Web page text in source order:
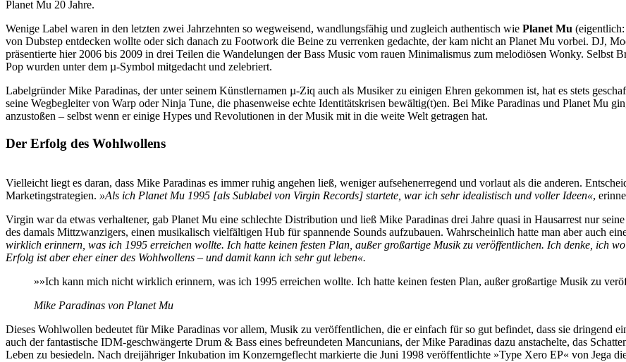
Planet Mu 20 Jahre.
Wenige Label waren in den letzten zwei Jahrzehnten so wegweisend, wandlungsfähig und zugleich authentisch wie Planet Mu (eigentlich:
von Dubstep entdecken wollte oder sich danach zu Footwork die Beine zu verrenken gedachte, der kam nicht an Planet Mu vorbei. DJ,
präsentierte hier 2006 bis 2009 in drei Teilen die Wandelungen der Bass Music vom rauen Minimalismus zum melodiösen Wonky. Selbst
Pop wurden unter dem µ-Symbol mitgedacht und zelebriert.
Labelgründer Mike Paradinas, der unter seinem Künstlernamen µ-Ziq auch als Musiker zu einigen Ehren gekommen ist, hat es stets
seine Wegbegleiter von Warp oder Ninja Tune, die phasenweise echte Identitätskrisen bewältig(t)en. Bei Mike Paradinas und Planet Mu
anzustoßen – selbst wenn er einige Hypes und Revolutionen in der Musik mit in die weite Welt getragen hat.
Der Erfolg des Wohlwollens
Vielleicht liegt es daran, dass Mike Paradinas es immer ruhig angehen ließ, weniger aufsehenerregend und vorlaut als die anderen.
Marketingstrategien. »Als ich Planet Mu 1995 [als Sublabel von Virgin Records] startete, war ich sehr idealistisch und voller Ideen«,
Virgin war da etwas verhaltener, gab Planet Mu eine schlechte Distribution und ließ Mike Paradinas drei Jahre quasi in Hausarrest nur
des damals Mittzwanzigers, einen musikalisch vielfältigen Hub für spannende Sounds aufzubauen. Wahrscheinlich hatte man aber auch
wirklich erinnern, was ich 1995 erreichen wollte. Ich hatte keinen festen Plan, außer großartige Musik zu veröffentlichen. Ich denke, ich
Erfolg ist aber eher einer des Wohlwollens – und damit kann ich sehr gut leben«.
»»Ich kann mich nicht wirklich erinnern, was ich 1995 erreichen wollte. Ich hatte keinen festen Plan, außer großartige Musik zu
Mike Paradinas von Planet Mu
Dieses Wohlwollen bedeutet für Mike Paradinas vor allem, Musik zu veröffentlichen, die er einfach für so gut befindet, dass sie dringend
auch der fantastische IDM-geschwängerte Drum & Bass eines befreundeten Mancunians, der Mike Paradinas dazu anstachelte, das
Leben zu besiedeln. Nach dreijähriger Inkubation im Konzerngeflecht markierte die Juni 1998 veröffentlichte »Type Xero EP« von Jega